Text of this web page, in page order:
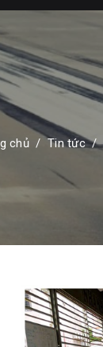
chủ / Tin tức /